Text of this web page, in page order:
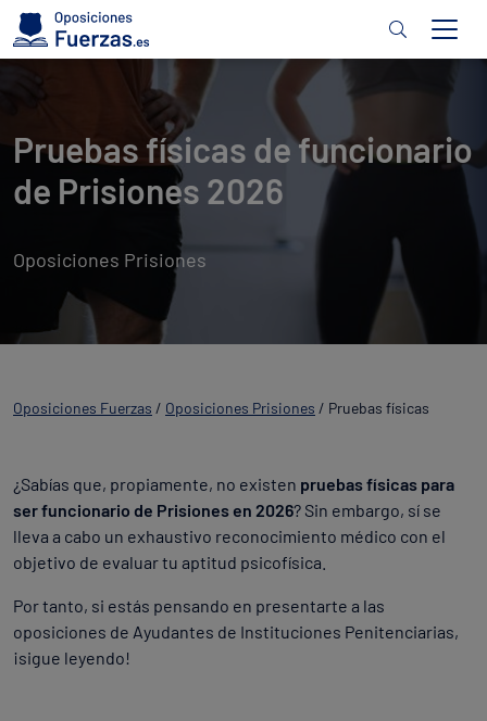
Pruebas físicas de funcionario
de Prisiones 2026
Oposiciones Prisiones
Oposiciones Fuerzas / Oposiciones Prisiones / Pruebas físicas
¿Sabías que, propiamente, no existen pruebas físicas para
ser funcionario de Prisiones en 2026? Sin embargo, sí se
lleva a cabo un exhaustivo reconocimiento médico con el
objetivo de evaluar tu aptitud psicofísica.
Por tanto, si estás pensando en presentarte a las
oposiciones de Ayudantes de Instituciones Penitenciarias,
¡sigue leyendo!